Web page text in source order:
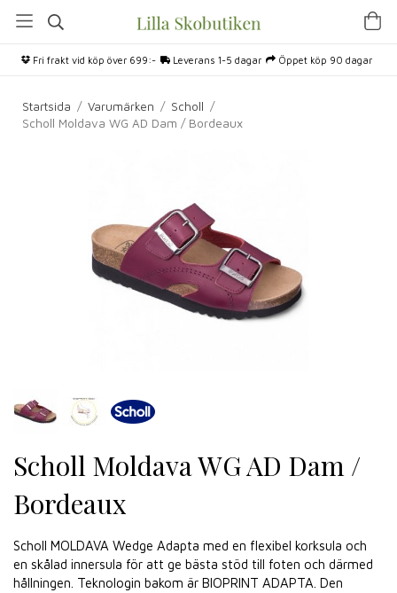
Fri frakt vid köp över 699:- Leverans 1-5 dagar Öppet köp 90 dagar
Startsida / Varumärken / Scholl /
Scholl Moldava WG AD Dam / Bordeaux
Scholl Moldava WG AD Dam /
Bordeaux
Scholl MOLDAVA Wedge Adapta med en flexibel korksula och
en skålad innersula för att ge bästa stöd till foten och därmed
hållningen. Teknologin bakom är BIOPRINT ADAPTA. Den